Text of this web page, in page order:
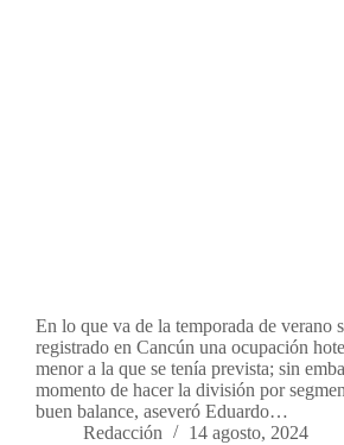
En lo que va de la temporada de verano
registrado en Cancún una ocupación
menor a la que se tenía prevista; sin
momento de hacer la división por
buen balance, aseveró Eduardo…
Redacción
14 agosto, 2024